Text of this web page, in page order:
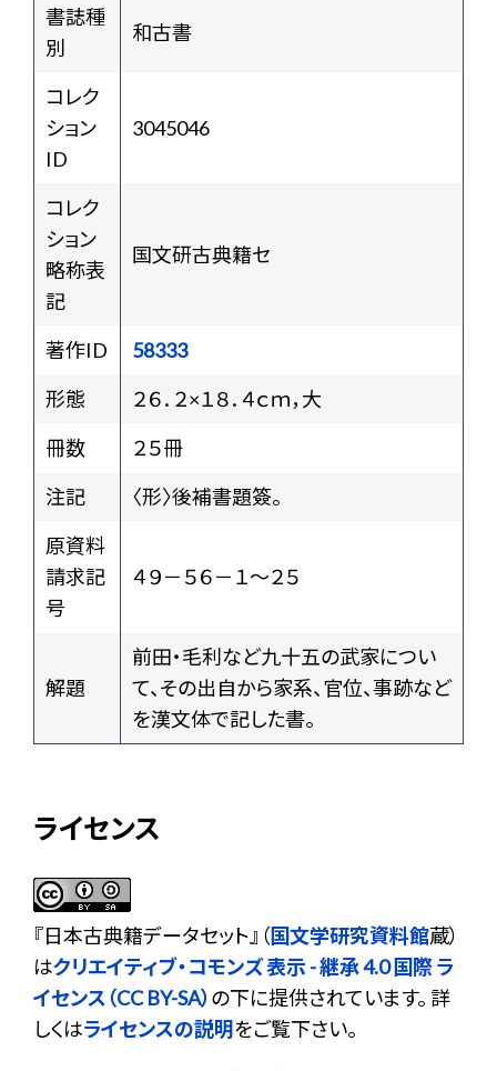
書誌種
別
和古書
コレク
ション
ID
3045046
コレク
ション
略称表
記
国文研古典籍セ
著作ID
58333
形態
２６．２×１８．４ｃｍ，大
冊数
２５冊
注記
〈形〉後補書題簽。
原資料
請求記
号
４９－５６－１～２５
解題
前田・毛利など九十五の武家につい
て、その出自から家系、官位、事跡など
を漢文体で記した書。
ライセンス
『日本古典籍データセット 』（国文学研究資料館蔵）
はクリエイティブ・コモンズ 表示 - 継承 4.0 国際 ラ
イセンス（CC BY-SA） の下に提供されています。 詳
しくはライセンスの説明をご覧下さい。